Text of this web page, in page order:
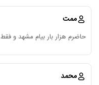
ممت
حاضرم هزار بار بیام مشهد و فقط
محمد